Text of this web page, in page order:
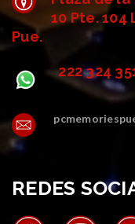
10 Pte. 104
Pue.
222 324
REDES